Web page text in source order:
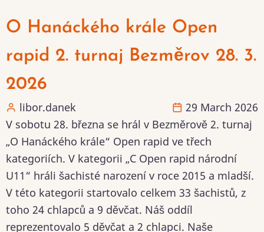
O Hanáckého krále Open
rapid 2. turnaj Bezměrov 28. 3.
2026
libor.danek
29 March 2026
V sobotu 28. března se hrál v Bezměrově 2. turnaj
„O Hanáckého krále“ Open rapid ve třech
kategoriích. V kategorii „C Open rapid národní
U11“ hráli šachisté narození v roce 2015 a mladší.
V této kategorii startovalo celkem 33 šachistů, z
toho 24 chlapců a 9 děvčat. Náš oddíl
reprezentovalo 5 děvčat a 2 chlapci. Naše